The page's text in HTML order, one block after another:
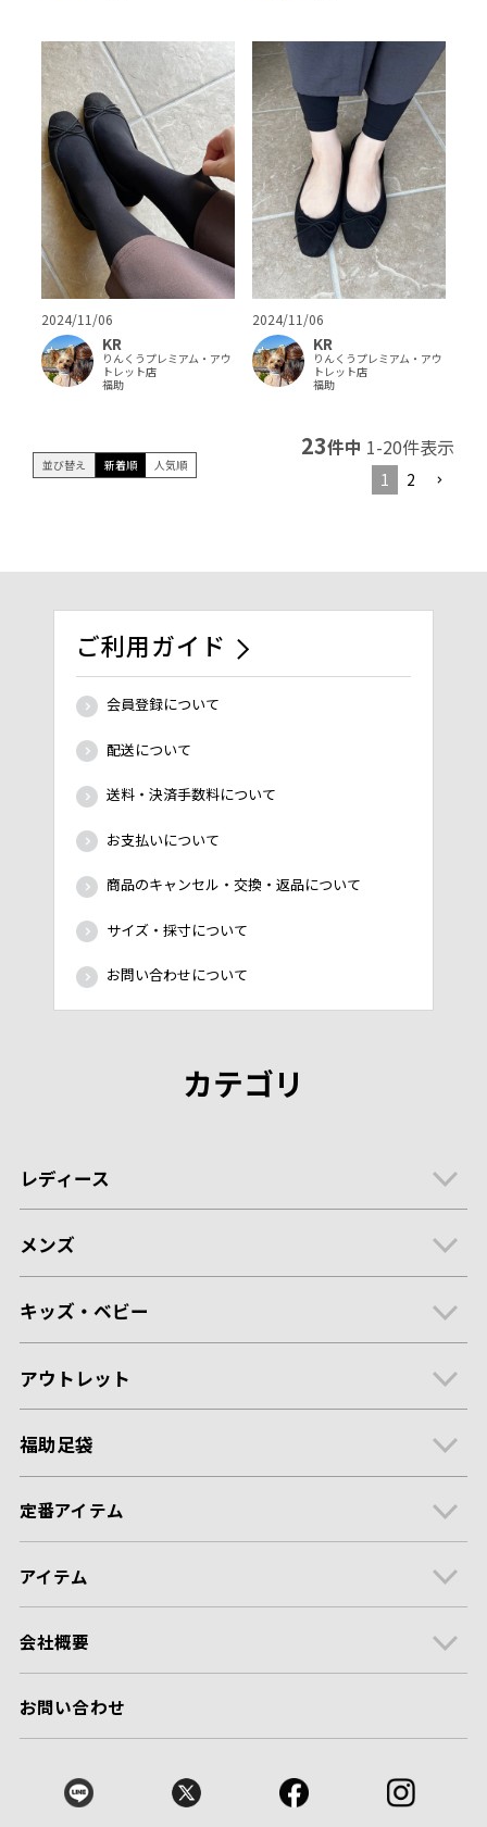
2024/11/06
KR
りんくうプレミアム・アウ
トレット店
福助
2024/11/06
KR
りんくうプレミアム・アウ
トレット店
福助
並び替え 新着順 人気順
23件中 1-20件表示
1 2
ご利用ガイド
会員登録について
配送について
送料・決済手数料について
お支払いについて
商品のキャンセル・交換・返品について
サイズ・採寸について
お問い合わせについて
カテゴリ
レディース
メンズ
キッズ・ベビー
アウトレット
福助足袋
定番アイテム
アイテム
会社概要
お問い合わせ